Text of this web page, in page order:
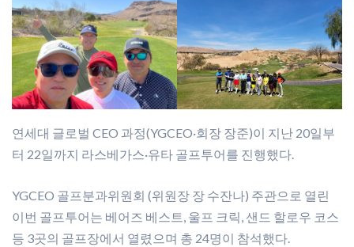
연세대 글로벌 CEO 과정(YGCEO·회장 장준)이 지난 20일부
터 22일까지 라스베가스·유타 골프투어를 진행했다.
YGCEO 골프분과위원회 (위원장 장 수잔나) 주관으로 열린
이번 골프투어는 베어즈 베스트, 울프 크릭, 샌드 할로우 코스
등 3곳의 골프장에서 열렸으며 총 24명이 참석했다.